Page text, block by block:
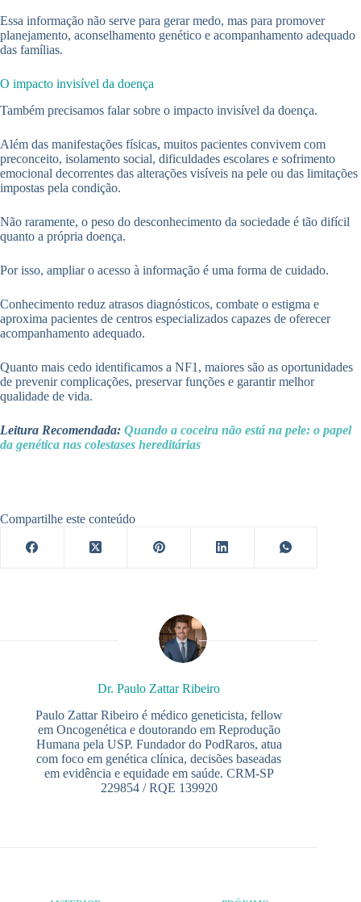
Essa informação não serve para gerar medo, mas para promover
planejamento, aconselhamento genético e acompanhamento adequado
das famílias.
O impacto invisível da doença
Também precisamos falar sobre o impacto invisível da doença.
Além das manifestações físicas, muitos pacientes convivem com
preconceito, isolamento social, dificuldades escolares e sofrimento
emocional decorrentes das alterações visíveis na pele ou das limitações
impostas pela condição.
Não raramente, o peso do desconhecimento da sociedade é tão difícil
quanto a própria doença.
Por isso, ampliar o acesso à informação é uma forma de cuidado.
Conhecimento reduz atrasos diagnósticos, combate o estigma e
aproxima pacientes de centros especializados capazes de oferecer
acompanhamento adequado.
Quanto mais cedo identificamos a NF1, maiores são as oportunidades
de prevenir complicações, preservar funções e garantir melhor
qualidade de vida.
Leitura Recomendada: Quando a coceira não está na pele: o papel
da genética nas colestases hereditárias
Compartilhe este conteúdo
Dr. Paulo Zattar Ribeiro
Paulo Zattar Ribeiro é médico geneticista, fellow
em Oncogenética e doutorando em Reprodução
Humana pela USP. Fundador do PodRaros, atua
com foco em genética clínica, decisões baseadas
em evidência e equidade em saúde. CRM-SP
229854 / RQE 139920